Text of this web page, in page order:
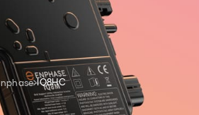
pour les installations solaires de
IQ8HC